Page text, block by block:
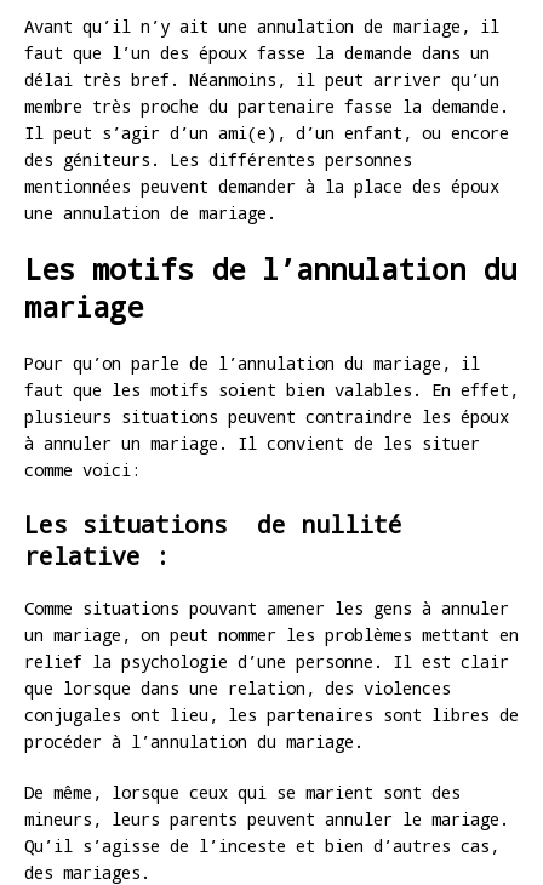
Avant qu’il n’y ait une annulation de mariage, il
faut que l’un des époux fasse la demande dans un
délai très bref. Néanmoins, il peut arriver qu’un
membre très proche du partenaire fasse la demande.
Il peut s’agir d’un ami(e), d’un enfant, ou encore
des géniteurs. Les différentes personnes
mentionnées peuvent demander à la place des époux
une annulation de mariage.
Les motifs de l’annulation du
mariage
Pour qu’on parle de l’annulation du mariage, il
faut que les motifs soient bien valables. En effet,
plusieurs situations peuvent contraindre les époux
à annuler un mariage. Il convient de les situer
comme voici:
Les situations de nullité
relative :
Comme situations pouvant amener les gens à annuler
un mariage, on peut nommer les problèmes mettant en
relief la psychologie d’une personne. Il est clair
que lorsque dans une relation, des violences
conjugales ont lieu, les partenaires sont libres de
procéder à l’annulation du mariage.
De même, lorsque ceux qui se marient sont des
mineurs, leurs parents peuvent annuler le mariage.
Qu’il s’agisse de l’inceste et bien d’autres cas,
des mariages.